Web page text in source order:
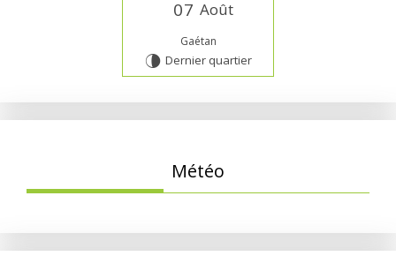
07 Août
Gaétan
U Dernier quartier
Météo